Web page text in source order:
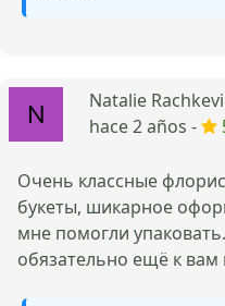
Natalie
hace 2 años -
Очень классные
букеты, шикарное
мне помогли
обязательно ещё к